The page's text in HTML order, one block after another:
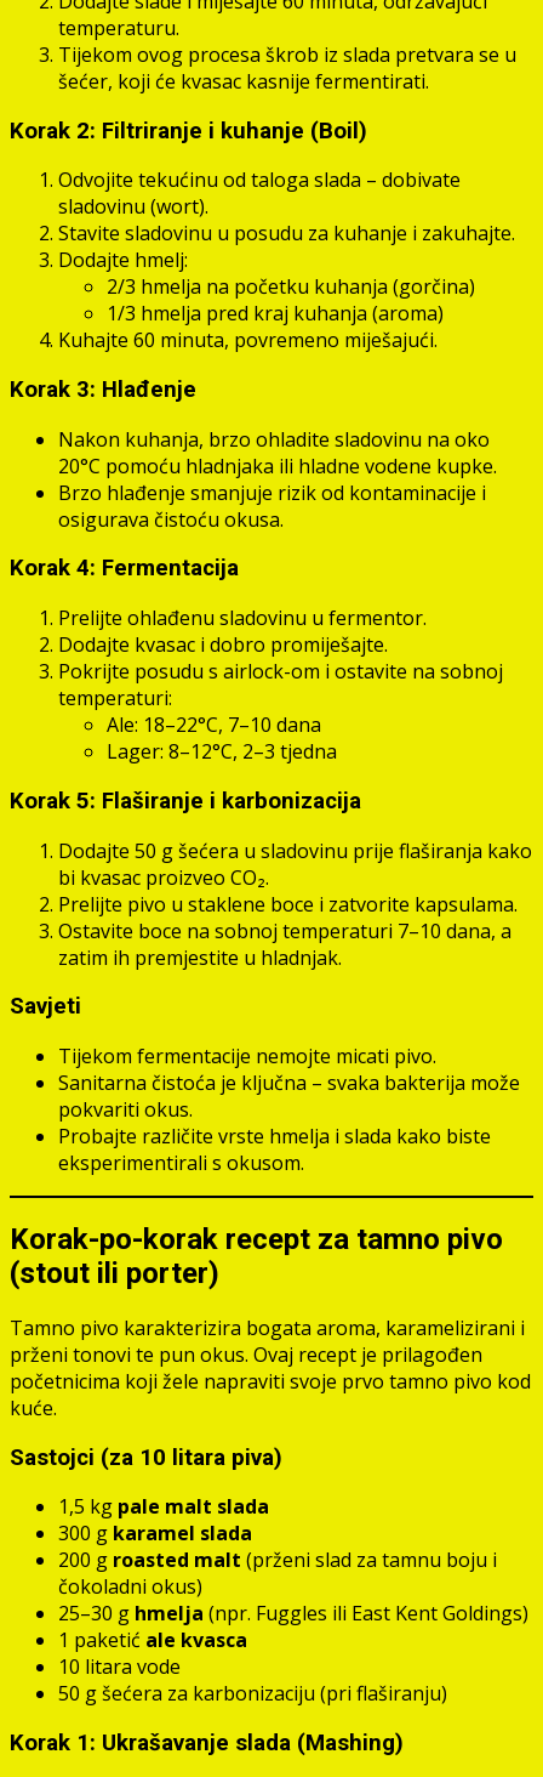
temperaturu.
Tijekom ovog procesa škrob iz slada pretvara se u
šećer, koji će kvasac kasnije fermentirati.
Korak 2: Filtriranje i kuhanje (Boil)
Odvojite tekućinu od taloga slada – dobivate
sladovinu (wort).
Stavite sladovinu u posudu za kuhanje i zakuhajte.
Dodajte hmelj:
2/3 hmelja na početku kuhanja (gorčina)
1/3 hmelja pred kraj kuhanja (aroma)
Kuhajte 60 minuta, povremeno miješajući.
Korak 3: Hlađenje
Nakon kuhanja, brzo ohladite sladovinu na oko
20°C pomoću hladnjaka ili hladne vodene kupke.
Brzo hlađenje smanjuje rizik od kontaminacije i
osigurava čistoću okusa.
Korak 4: Fermentacija
Prelijte ohlađenu sladovinu u fermentor.
Dodajte kvasac i dobro promiješajte.
Pokrijte posudu s airlock-om i ostavite na sobnoj
temperaturi:
Ale: 18–22°C, 7–10 dana
Lager: 8–12°C, 2–3 tjedna
Korak 5: Flaširanje i karbonizacija
Dodajte 50 g šećera u sladovinu prije flaširanja kako
bi kvasac proizveo CO₂.
Prelijte pivo u staklene boce i zatvorite kapsulama.
Ostavite boce na sobnoj temperaturi 7–10 dana, a
zatim ih premjestite u hladnjak.
Savjeti
Tijekom fermentacije nemojte micati pivo.
Sanitarna čistoća je ključna – svaka bakterija može
pokvariti okus.
Probajte različite vrste hmelja i slada kako biste
eksperimentirali s okusom.
Korak-po-korak recept za tamno pivo
(stout ili porter)
Tamno pivo karakterizira bogata aroma, karamelizirani i
prženi tonovi te pun okus. Ovaj recept je prilagođen
početnicima koji žele napraviti svoje prvo tamno pivo kod
kuće.
Sastojci (za 10 litara piva)
1,5 kg pale malt slada
300 g karamel slada
200 g roasted malt (prženi slad za tamnu boju i
čokoladni okus)
25–30 g hmelja (npr. Fuggles ili East Kent Goldings)
1 paketić ale kvasca
10 litara vode
50 g šećera za karbonizaciju (pri flaširanju)
Korak 1: Ukrašavanje slada (Mashing)